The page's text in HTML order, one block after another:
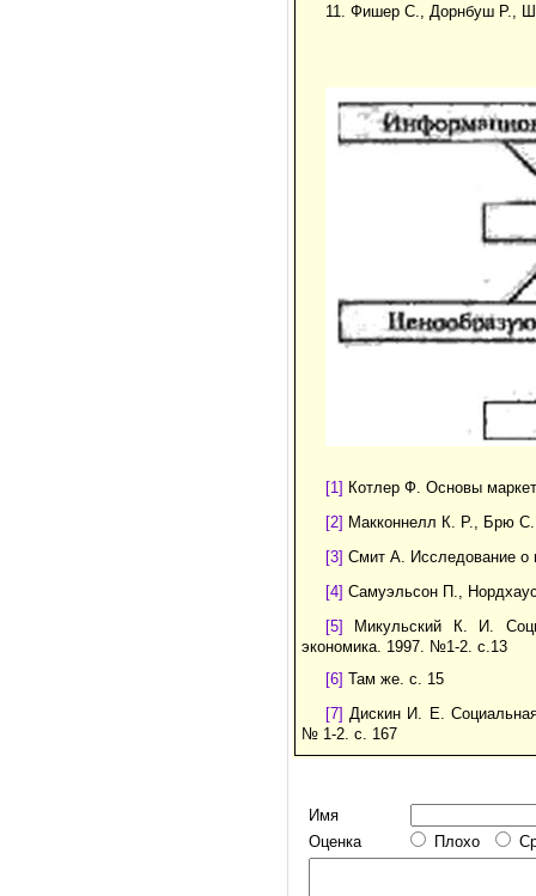
11. Фишер С., Дорнбуш Р.,
[1] Котлер Ф. Основы
[2] Макконнелл К. Р., Брю С.
[3] Смит А. Исследование о
[4] Самуэльсон П.,
[5]
Микульский К. И.
экономика. 1997. №1-2. с.13
[6] Там же. с. 15
[7] Дискин И. Е.
№ 1-2. с. 167
Имя
Оценка
Плохо